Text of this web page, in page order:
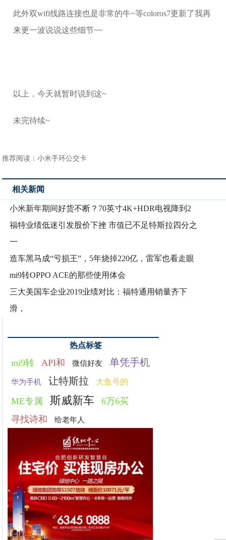
此外双wifi线路连接也是非常的牛~等coloros7更新了我再
来更一波说说这些细节~~
以上，今天就暂时说到这~
未完待续~
推荐阅读：小米手环公交卡
相关新闻
小米新年期间好货不断？70英寸4K+HDR电视降到2
福特业绩低迷引发股价下挫 市值已不足特斯拉四分之
一
造车黑马成“亏损王”，5年烧掉220亿，雷军也看走眼
mi9转OPPO ACE的那些使用体会
三大美国车企业2019业绩对比：福特通用销量齐下
滑，
热点标签
mi9转 API和 微信好友 单凭手机
华为手机 让特斯拉 大鱼号的
ME专属 斯威新车
6万6买
寻找诗和
给老年人